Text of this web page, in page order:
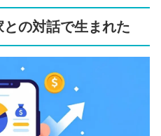
の対話で生まれた